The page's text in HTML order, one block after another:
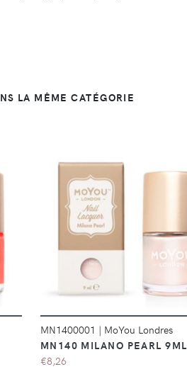
LA MÊME CATÉGORIE
MN1400001 | MoYou Londres
MN140 MILANO PEARL 9ML
€8,26